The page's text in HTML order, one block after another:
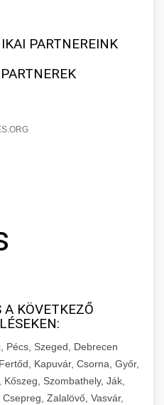
PARTNEREINK
A KÖVETKEZŐ
Pécs, Szeged, Debrecen
Kapuvár, Csorna, Győr,
Szombathely, Ják,
Zalalövő, Vasvár,